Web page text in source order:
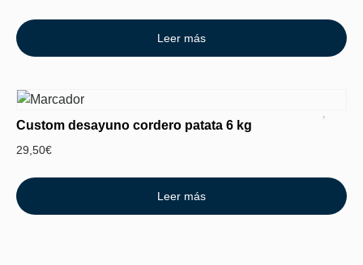
Leer más
Custom desayuno cordero patata 6 kg
29,50€
Leer más